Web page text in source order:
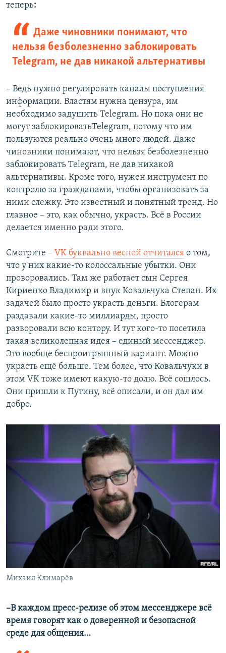
теперь:
Даже чиновники понимают, что
нельзя безболезненно заблокировать
Telegram, не дав никакой альтернативы
– Ведь нужно регулировать каналы поступления
информации. Властям нужна цензура, им
необходимо задушить Telegram. Но пока они не
могут заблокироватьTelegram, потому что им
пользуются реально очень много людей. Даже
чиновники понимают, что нельзя безболезненно
заблокировать Telegram, не дав никакой
альтернативы. Кроме того, нужен инструмент по
контролю за гражданами, чтобы организовать за
ними слежку. Это известный и понятный тренд. Но
главное – это, как обычно, украсть. Всё в России
делается именно ради этого.
Смотрите – VK буквально весной отчитался о том,
что у них какие-то колоссальные убытки. Они
проворовались. Там же работает сын Сергея
Кириенко Владимир и внук Ковальчука Степан. Их
задачей было просто украсть деньги. Блогерам
раздавали какие-то миллиарды, просто
разворовали всю контору. И тут кого-то посетила
такая великолепная идея – единый мессенджер.
Это вообще беспроигрышный вариант. Можно
украсть ещё больше. Тем более, что Ковальчуки в
этом VK тоже имеют какую-то долю. Всё сошлось.
Они пришли к Путину, всё описали, и он дал им
добро.
Михаил Климарёв
–В каждом пресс-релизе об этом мессенджере всё
время говорят как о доверенной и безопасной
среде для общения…